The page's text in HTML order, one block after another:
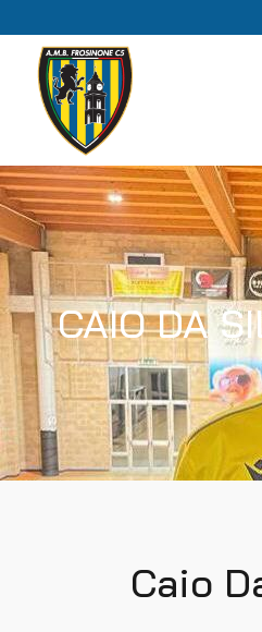
CAIO DA
Caio